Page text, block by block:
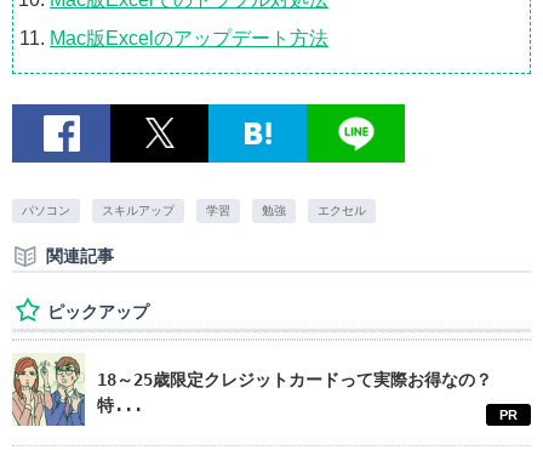
Mac版Excelのアップデート方法
パソコン スキルアップ 学習 勉強 エクセル
関連記事
ピックアップ
18～25歳限定クレジットカードって実際お得なの？
特...
PR